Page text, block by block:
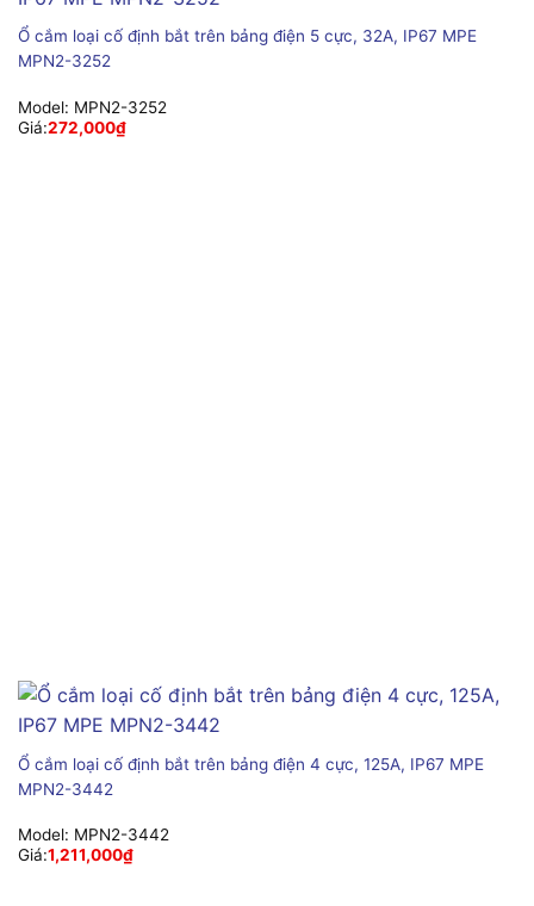
Ổ cắm loại cố định bắt trên bảng điện 5 cực, 32A, IP67 MPE
MPN2-3252
Model: MPN2-3252
Giá:272,000₫
Ổ cắm loại cố định bắt trên bảng điện 4 cực, 125A, IP67 MPE
MPN2-3442
Model: MPN2-3442
Giá:1,211,000₫